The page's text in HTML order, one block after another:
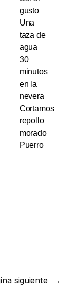
gusto
Una
taza de
agua
30
minutos
en la
nevera
Cortamos
repollo
morado
Puerro
siguiente →